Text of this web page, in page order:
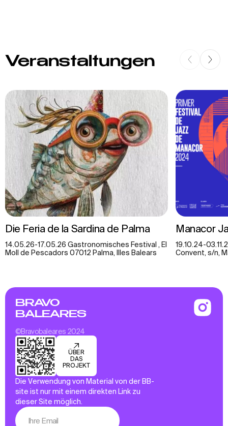
Veranstaltungen
Die Feria de la Sardina de Palma
14.05.26-17.05.26 Gastronomisches Festival , El
Moll de Pescadors 07012 Palma, Illes Balears
Manacor
19.10.24-
Convent, s/n,
BRAVO
BALEARES
©Bravobaleares 2024
ÜBER
DAS
PROJEKT
Die Verwendung von Material von der BB-
site ist nur mit einem direkten Link zu
dieser Site möglich.